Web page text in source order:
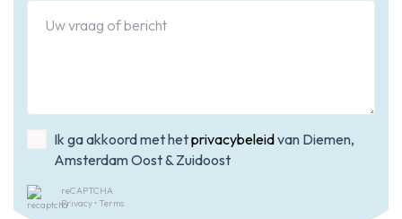
Ik ga akkoord met hetprivacybeleidvan Diemen,
Amsterdam Oost & Zuidoost
reCAPTCHA
Privacy • Terms